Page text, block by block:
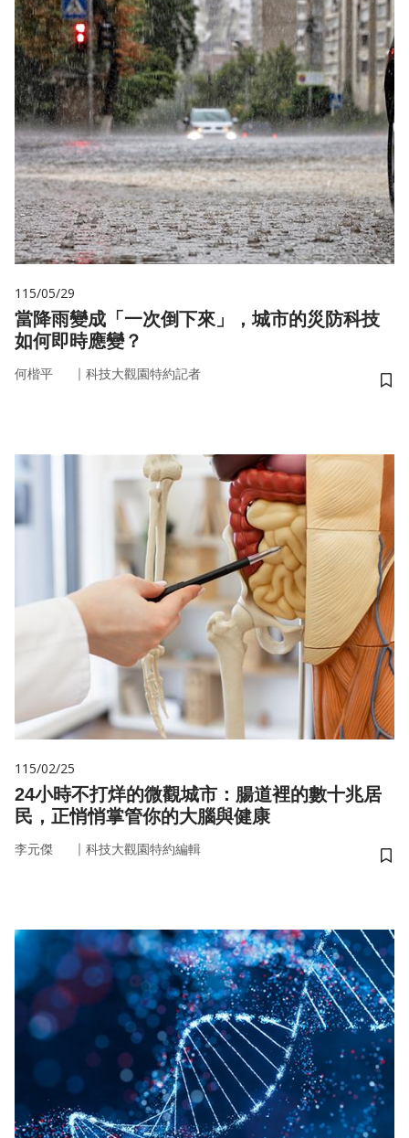
115/05/29
當降雨變成「一次倒下來」，城市的災防科技
如何即時應變？
何楷平 ｜ 科技大觀園特約記者
儲
115/02/25
24小時不打烊的微觀城市：腸道裡的數十兆居
民，正悄悄掌管你的大腦與健康
李元傑 ｜ 科技大觀園特約編輯
儲